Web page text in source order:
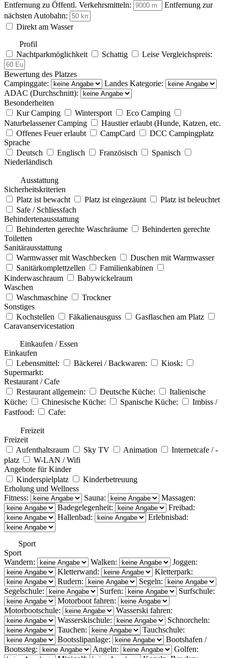
Entfernung zu Öffentl. Verkehrsmitteln:
Entfernung zur
nächsten Autobahn:
Direkt am Wasser
Profil
Nachtparkmöglichkeit
Schattig Leise Vergleichspreis:
Bewertung des Platzes
Campinggate:
Landes Kategorie:
ADAC (Durchschnitt):
Besonderheiten
Kur Camping
Wintersport
Eco Camping
Naturbelassener Camping
Haustier erlaubt (Hunde, Katzen, etc.
Offenes Feuer erlaubt
CampCard
DCC Campingplatz
Sprache
Deutsch
Englisch Französisch
Spanisch
Niederländisch
Ausstattung
Sicherheitskriterien
Platz ist bewacht
Platz ist eingezäunt
Platz ist beleuchtet
Safe / Schliessfach
Behindertenausstattung
Behinderten gerechte Waschräume
Behinderten gerechte
Toiletten
Sanitärausstattung
Warmwasser mit Waschbecken
Duschen mit Warmwasser
Sanitärkomplettzellen
Familienkabinen
Kinderwaschraum
Babywickelraum
Waschen
Waschmaschine
Trockner
Sonstiges
Kochstellen
Fäkalienausguss
Gasflaschen am Platz
Caravanservicestation
Einkaufen / Essen
Einkaufen
Lebensmittel:
Bäckerei / Backwaren:
Kiosk:
Supermarkt:
Restaurant / Cafe
Restaurant allgemein:
Deutsche Küche:
Italienische
Küche:
Chinesische Küche: Spanische Küche:
Imbiss /
Fastfood:
Cafe:
Freizeit
Freizeit
Aufenthaltsraum
Sky TV Animation
Internetcafe / -
platz
W-LAN / Wifi
Angebote für Kinder
Kinderspielplatz
Kinderbetreuung
Erholung und Wellness
Fitness:
Sauna:
Massagen:
Badegelegenheit:
Freibad:
Hallenbad:
Erlebnisbad:
Sport
Sport
Wandern:
Walken:
Joggen:
Kletterwand:
Kletterpark:
Rudern:
Segeln:
Segelschule:
Surfen:
Surfschule:
Motorboot fahren:
Motorbootschule:
Wasserski fahren:
Wasserskischule:
Schnorcheln:
Tauchen:
Tauchschule:
Bootsslipanlage:
Bootshafen /
Bootssteg:
Angeln:
Golfen: